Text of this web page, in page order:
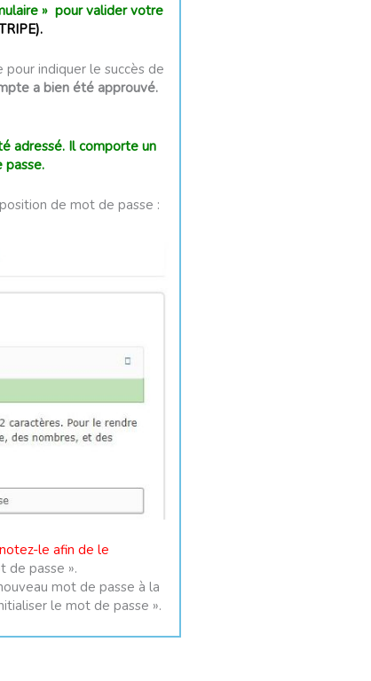
» pour valider votre
indiquer le succès de
a bien été approuvé.
adressé. Il comporte un
de mot de passe :
notez-le afin de le
de passe ».
mot de passe à la
le mot de passe ».